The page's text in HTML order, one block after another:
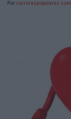
Por carreraspopulares.com